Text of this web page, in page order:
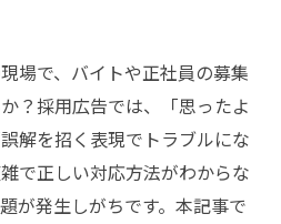
場で、バイトや正社員の募集
？採用広告では、「思ったよ
解を招く表現でトラブルにな
で正しい対応方法がわからな
が発生しがちです。本記事で